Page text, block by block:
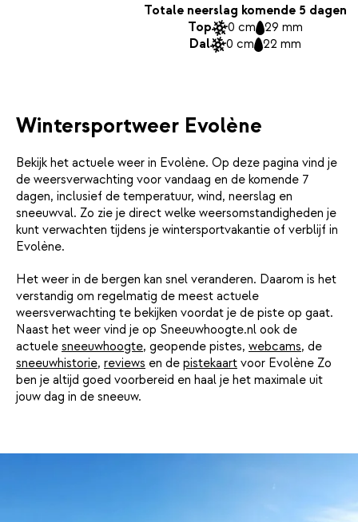
Totale neerslag komende 5 dagen
Top
0 cm 29 mm
Dal
0 cm 22 mm
Wintersportweer Evolène
Bekijk het actuele weer in Evolène. Op deze pagina vind je
de weersverwachting voor vandaag en de komende 7
dagen, inclusief de temperatuur, wind, neerslag en
sneeuwval. Zo zie je direct welke weersomstandigheden je
kunt verwachten tijdens je wintersportvakantie of verblijf in
Evolène.
Het weer in de bergen kan snel veranderen. Daarom is het
verstandig om regelmatig de meest actuele
weersverwachting te bekijken voordat je de piste op gaat.
Naast het weer vind je op Sneeuwhoogte.nl ook de
actuele sneeuwhoogte, geopende pistes, webcams, de
sneeuwhistorie, reviews en de pistekaart voor Evolène Zo
ben je altijd goed voorbereid en haal je het maximale uit
jouw dag in de sneeuw.